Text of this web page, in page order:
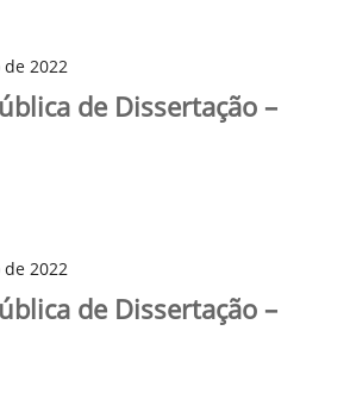
2022
de Dissertação –
2022
de Dissertação –